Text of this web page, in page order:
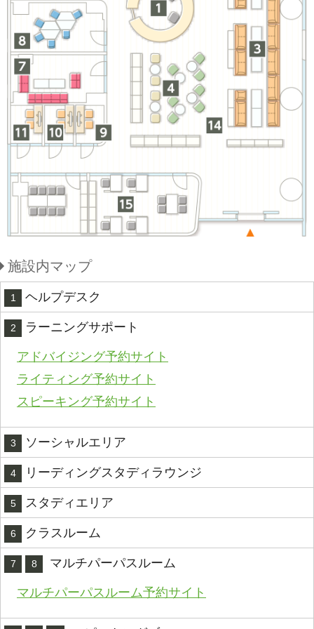
施設内マップ
1 ヘルプデスク
2 ラーニングサポート
アドバイジング予約サイト
ライティング予約サイト
スピーキング予約サイト
3 ソーシャルエリア
4 リーディングスタディラウンジ
5 スタディエリア
6 クラスルーム
7 8 マルチパーパスルーム
マルチパーパスルーム予約サイト